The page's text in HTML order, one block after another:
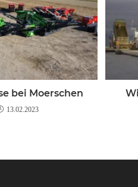
bei Moerschen
13.02.2023